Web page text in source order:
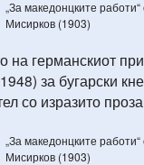
„За македонцките
Мисирков (1903)
на германскиот
за бугарски
со изразито
„За македонцките
Мисирков (1903)